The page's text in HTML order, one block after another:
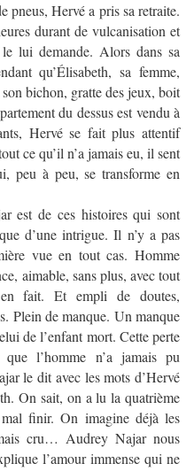
pneus, Hervé a pris sa retraite.
durant de vulcanisation et
lui demande. Alors dans sa
qu’Élisabeth, sa femme,
bichon, gratte des jeux, boit
du dessus est vendu à
Hervé se fait plus attentif
ce qu’il n’a jamais eu, il sent
peu à peu, se transforme en
est de ces histoires qui sont
d’une intrigue. Il n’y a pas
vue en tout cas. Homme
aimable, sans plus, avec tout
fait. Et empli de doutes,
Plein de manque. Un manque
de l’enfant mort. Cette perte
l’homme n’a jamais pu
le dit avec les mots d’Hervé
On sait, on a lu la quatrième
finir. On imagine déjà les
cru… Audrey Najar nous
l’amour immense qui ne